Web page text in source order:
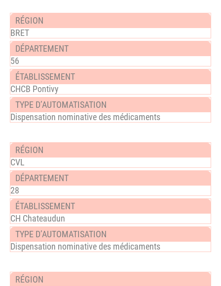
BRET
56
CHCB Pontivy
Dispensation nominative des médicaments
CVL
28
CH Chateaudun
Dispensation nominative des médicaments